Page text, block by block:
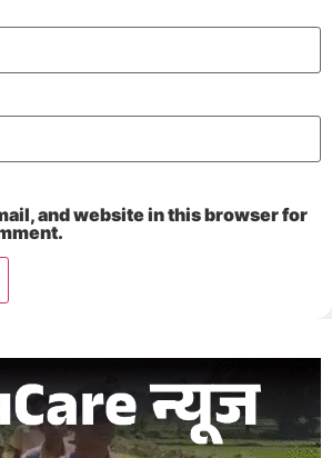
and website in this browser for